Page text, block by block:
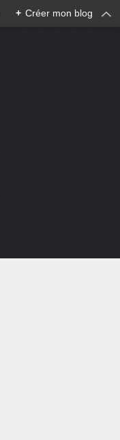
+ Créer mon blog